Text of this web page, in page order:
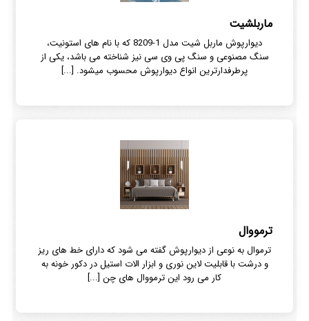
ماربلشیت
دیوارپوش ماربل شیت مدل 1-8209 که با نام های استونیت،
سنگ مصنوعی و سنگ پی وی سی نیز شناخته می باشد، یکی از
پرطرفدارترین انواع دیوارپوش محسوب میشود. [...]
ترمووال
ترموال به نوعی از دیوارپوش گفته می شود که دارای خط های ریز
و درشت با قابلیت لاین نوری و ابزار الات استیل در دکور خونه به
کار می رود این ترمووال های چن [...]